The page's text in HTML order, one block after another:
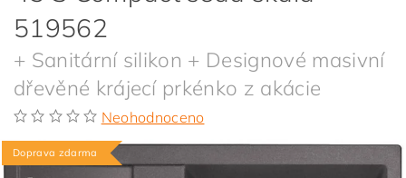
519562
+ Sanitární silikon + Designové masivní
dřevěné krájecí prkénko z akácie
Neohodnoceno
Doprava zdarma